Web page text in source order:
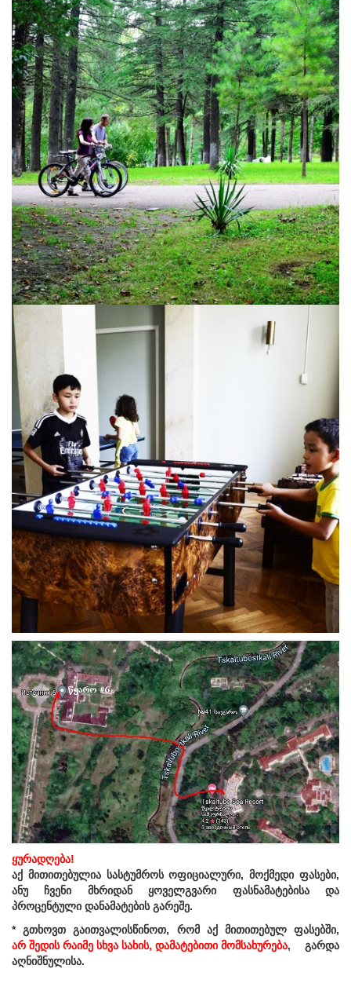
ყურადღება!
აქ მითითებულია სასტუმროს ოფიციალური, მოქმედი ფასები,
ანუ ჩვენი მხრიდან ყოველგვარი ფასნამატებისა და
პროცენტული დანამატების გარეშე.
* გთხოვთ გაითვალისწინოთ, რომ აქ მითითებულ ფასებში,
არ შედის რაიმე სხვა სახის, დამატებითი მომსახურება, გარდა
აღნიშნულისა.